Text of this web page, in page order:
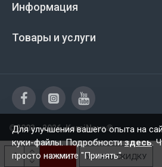
КУПИТЬ УЗНАТЬ СКИДКУ
Информация
Товары и услуги
©2003 - 2026, KamiNova®
Для улучшения вашего опыта на
куки-файлы. Подробностиздесь.
просто нажмите "Принять".